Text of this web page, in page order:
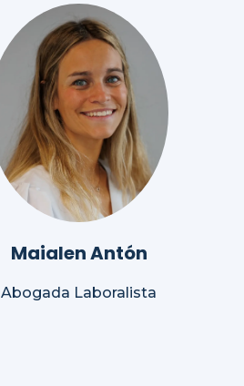
Maialen Antón
Abogada Laboralista